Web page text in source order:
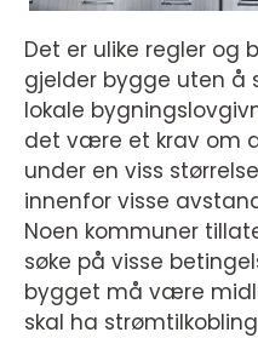
Det er ulike regler og
gjelder bygge uten å
lokale
det være et krav om
under en viss
innenfor visse
Noen kommuner
søke på visse
bygget må være
skal ha